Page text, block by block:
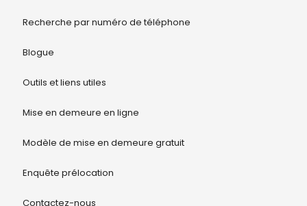
Recherche par numéro de téléphone
Blogue
Outils et liens utiles
Mise en demeure en ligne
Modèle de mise en demeure gratuit
Enquête prélocation
Contactez-nous